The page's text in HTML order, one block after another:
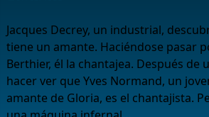
Jacques Decrey, un industrial,
tiene un amante. Haciéndose pasar
Berthier, él la chantajea. Después de
hacer ver que Yves Normand, un
amante de Gloria, es el chantajista.